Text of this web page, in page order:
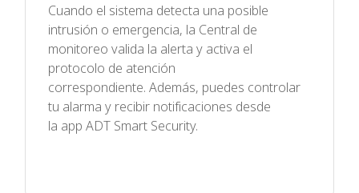
Cuando el sistema detecta una posible
intrusión o emergencia, la Central de
monitoreo valida la alerta y activa el
protocolo de atención
correspondiente. Además, puedes controlar
tu alarma y recibir notificaciones desde
la app ADT Smart Security.